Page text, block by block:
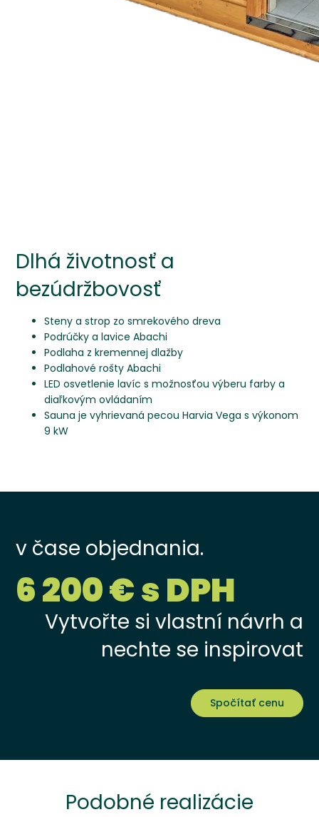
Dlhá životnosť a
bezúdržbovosť
Steny a strop zo smrekového dreva
Podrúčky a lavice Abachi
Podlaha z kremennej dlažby
Podlahové rošty Abachi
LED osvetlenie lavíc s možnosťou výberu farby a
diaľkovým ovládaním
Sauna je vyhrievaná pecou Harvia Vega s výkonom
9 kW
v čase objednania.
6 200 € s DPH
Vytvořte si vlastní návrh a
nechte se inspirovat
Spočítať cenu
Podobné realizácie